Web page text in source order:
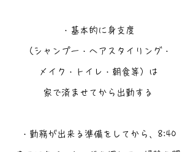
・基本的に身支度
（シャンプー・ヘアスタイリング・
メイク・トイレ・朝食等）は
家で済ませてから出勤する
・勤務が出来る準備をしてから、8:40